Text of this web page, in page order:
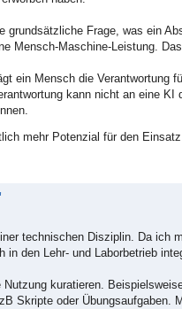
grundsätzliche Frage, was ein
Mensch-Maschine-Leistung.
ein Mensch die
kann nicht an eine
mehr Potenzial für den
technischen Disziplin. Da
in den Lehr- und Laborbetrieb
kuratieren.
Skripte oder